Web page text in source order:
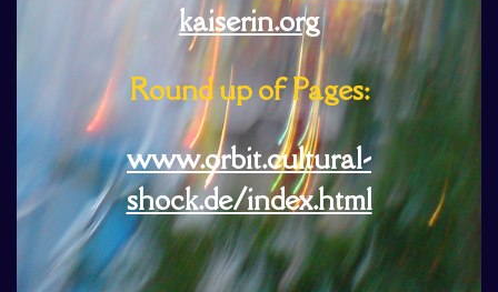
kaiserin.org
Round up of Pages:
www.orbit.cultural-
shock.de/index.html